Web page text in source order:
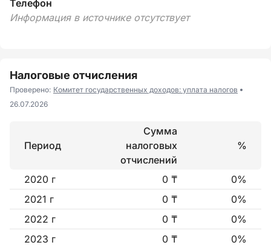
Телефон
Информация в источнике отсутствует
Налоговые отчисления
Проверено: Комитет государственных доходов: уплата налогов
26.07.2026
Период
Сумма
налоговых
отчислений
%
2020 г 0 ₸
0%
2021 г
0 ₸
0%
2022 г
0 ₸
0%
2023 г
0 ₸
0%